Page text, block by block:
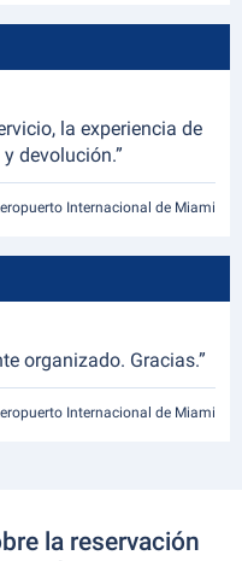
la experiencia de
devolución.”
Internacional de Miami
organizado. Gracias.”
Internacional de Miami
la reservación